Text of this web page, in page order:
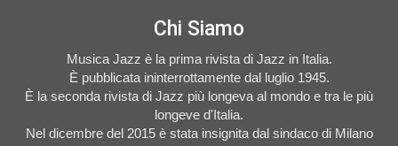
Chi Siamo
Musica Jazz è la prima rivista di Jazz in Italia.
È pubblicata ininterrottamente dal luglio 1945.
È la seconda rivista di Jazz più longeva al mondo e tra le più
longeve d'Italia.
Nel dicembre del 2015 è stata insignita dal sindaco di Milano